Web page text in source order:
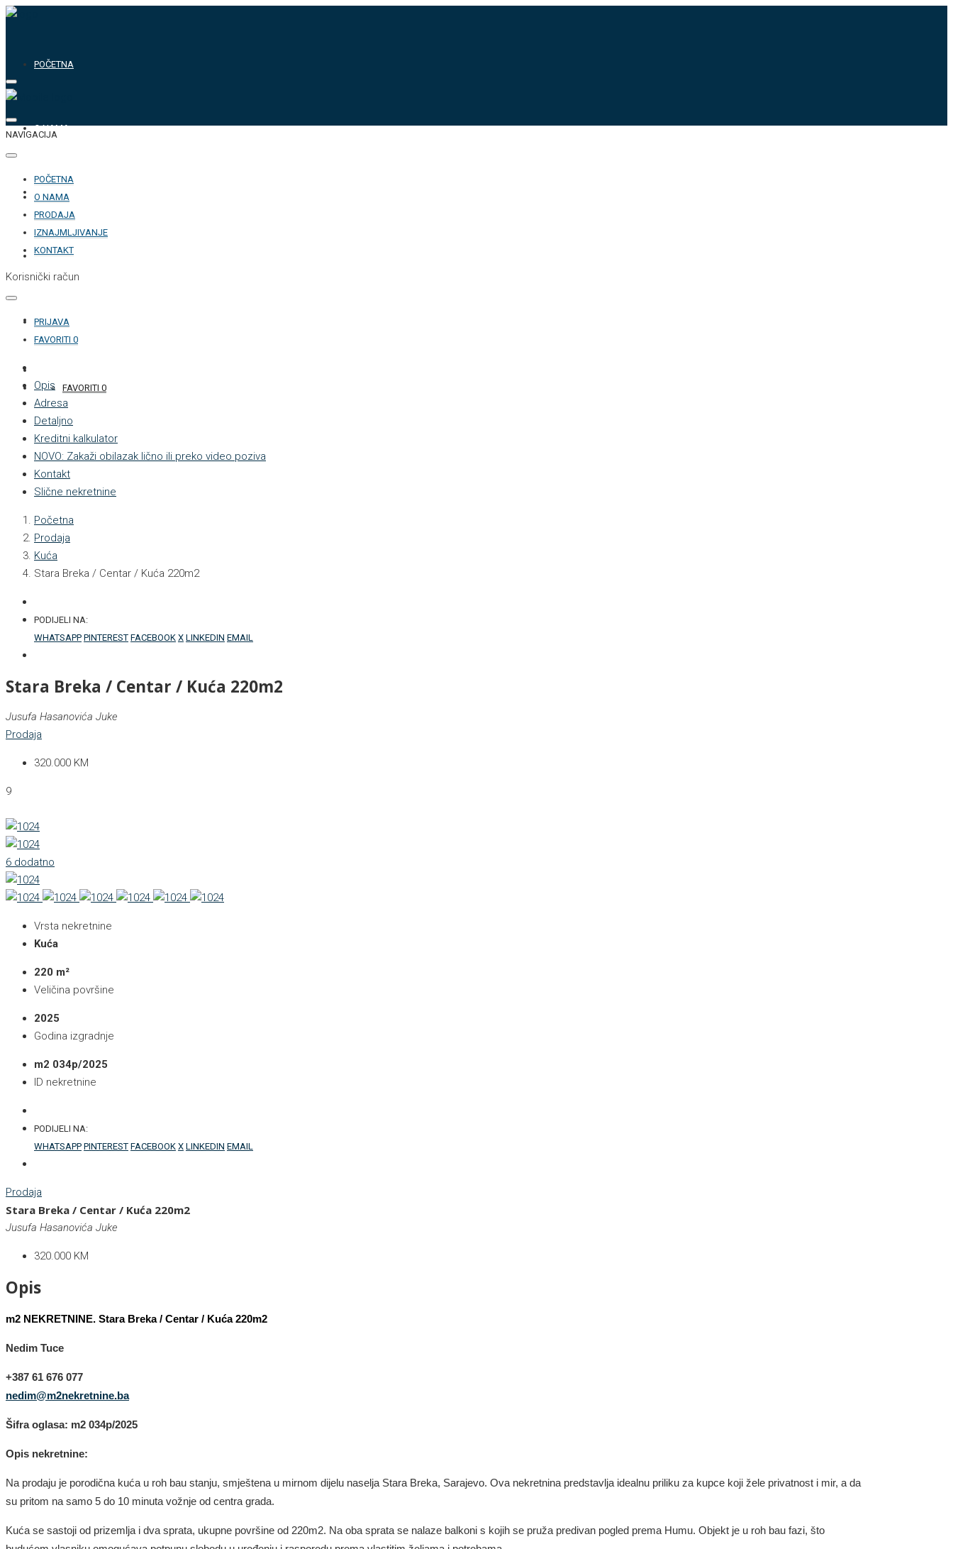
POČETNA
O NAMA
PRODAJA
IZNAJMLJIVANJE
KONTAKT
FAVORITI 0
NAVIGACIJA
POČETNA
O NAMA
PRODAJA
IZNAJMLJIVANJE
KONTAKT
Korisnički račun
PRIJAVA
FAVORITI 0
Opis
Adresa
Detaljno
Kreditni kalkulator
NOVO: Zakaži obilazak lično ili preko video poziva
Kontakt
Slične nekretnine
Početna
Prodaja
Kuća
Stara Breka / Centar / Kuća 220m2
PODIJELI NA:
WHATSAPP PINTEREST FACEBOOK X LINKEDIN EMAIL
Stara Breka / Centar / Kuća 220m2
Jusufa Hasanovića Juke
Prodaja
320.000 KM
9
6 dodatno
Vrsta nekretnine
Kuća
220 m²
Veličina površine
2025
Godina izgradnje
m2 034p/2025
ID nekretnine
PODIJELI NA:
WHATSAPP PINTEREST FACEBOOK X LINKEDIN EMAIL
Prodaja
Stara Breka / Centar / Kuća 220m2
Jusufa Hasanovića Juke
320.000 KM
Opis
m2 NEKRETNINE. Stara Breka / Centar / Kuća 220m2
Nedim Tuce
+387 61 676 077
nedim@m2nekretnine.ba
Šifra oglasa: m2 034p/2025
Opis nekretnine:
Na prodaju je porodična kuća u roh bau stanju, smještena u mirnom dijelu naselja Stara Breka, Sarajevo. Ova nekretnina predstavlja idealnu priliku za kupce koji žele privatnost i mir, a da
su pritom na samo 5 do 10 minuta vožnje od centra grada.
Kuća se sastoji od prizemlja i dva sprata, ukupne površine od 220m2. Na oba sprata se nalaze balkoni s kojih se pruža predivan pogled prema Humu. Objekt je u roh bau fazi, što